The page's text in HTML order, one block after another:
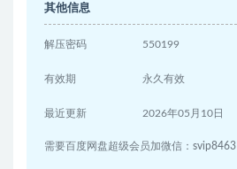
其他信息
解压密码 550199
有效期 永久有效
最近更新 2026年05月10日
需要百度网盘超级会员加微信：svip8463